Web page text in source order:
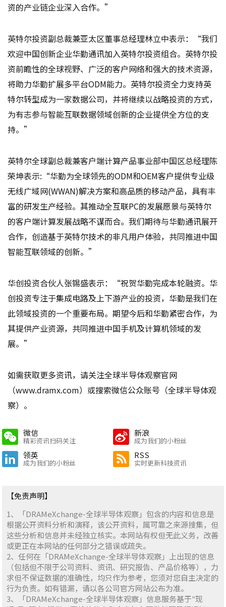
资的产业链企业深入合作。”
英特尔投资副总裁兼亚太区董事总经理林立中表示：“我们
欢迎中国创新企业华勤通讯加入英特尔投资组合。英特尔投
资前瞻性的全球视野、广泛的客户网络和强大的技术资源，
将助力华勤扩展多平台ODM能力。英特尔投资全力支持英
特尔转型成为一家数据公司，并将继续以战略投资的方式，
为有志参与智能互联数据领域创新的企业提供全方位的支
持。”
英特尔全球副总裁兼客户端计算产品事业部中国区总经理陈
荣坤表示:“华勤为全球领先的ODM和OEM客户提供专业级
无线广域网(WWAN)解决方案和高品质的移动产品，具有丰
富的研发生产经验。其推动全互联PC的发展愿景与英特尔
的客户端计算发展战略不谋而合。我们期待与华勤通讯展开
合作，创造基于英特尔技术的非凡用户体验，共同推进中国
智能互联领域的创新。”
华创投资合伙人张锡盛表示：“祝贺华勤完成本轮融资。华
创投资专注于集成电路及上下游产业的投资，华勤是我们在
此领域投资的一个重要布局。期望今后和华勤紧密合作，为
其提供产业资源，共同推进中国手机及计算机领域的发
展。”
如需获取更多资讯，请关注全球半导体观察官网
（www.dramx.com）或搜索微信公众账号（全球半导体观
察）。
微信
精彩资讯扫码关注
新浪
成为我们的小粉丝
领英
成为我们的小粉丝
RSS
实时更新科技资讯
【免责声明】
1、「DRAMeXchange-全球半导体观察」包含的内容和信息是
根据公开资料分析和演释，该公开资料，属可靠之来源搜集，但
这些分析和信息并未经独立核实。本网站有权但无此义务，改善
或更正在本网站的任何部分之错误或疏失。
2、任何在「DRAMeXchange-全球半导体观察」上出现的信息
（包括但不限于公司资料、资讯、研究报告、产品价格等），力
求但不保证数据的准确性，均只作为参考，您须对您自主决定的
行为负责。如有错漏，请以各公司官方网站公布为准。
3、「DRAMeXchange-全球半导体观察」信息服务基于"现